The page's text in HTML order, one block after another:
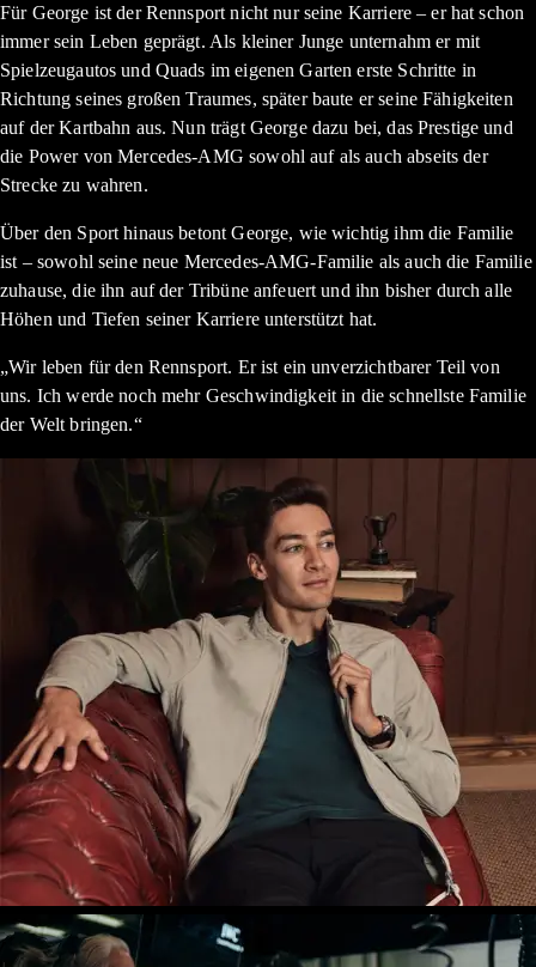
Für George ist der Rennsport nicht nur seine Karriere – er hat schon
immer sein Leben geprägt. Als kleiner Junge unternahm er mit
Spielzeugautos und Quads im eigenen Garten erste Schritte in
Richtung seines großen Traumes, später baute er seine Fähigkeiten
auf der Kartbahn aus. Nun trägt George dazu bei, das Prestige und
die Power von Mercedes-AMG sowohl auf als auch abseits der
Strecke zu wahren.
Über den Sport hinaus betont George, wie wichtig ihm die Familie
ist – sowohl seine neue Mercedes-AMG-Familie als auch die Familie
zuhause, die ihn auf der Tribüne anfeuert und ihn bisher durch alle
Höhen und Tiefen seiner Karriere unterstützt hat.
„Wir leben für den Rennsport. Er ist ein unverzichtbarer Teil von
uns. Ich werde noch mehr Geschwindigkeit in die schnellste Familie
der Welt bringen.“